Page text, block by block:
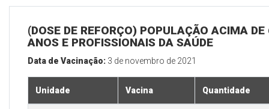
(DOSE DE REFORÇO) POPULAÇÃO ACIMA DE
ANOS E PROFISSIONAIS DA SAÚDE
Data de Vacinação: 3 de novembro de 2021
Unidade Vacina Quantidade